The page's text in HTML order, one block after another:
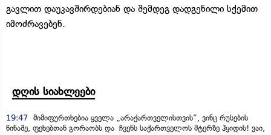
გავლით დაუკავშირდებიან და შემდეგ დადგენილი სქემით
იმოძრავებენ.
დღის სიახლეები
19:47 მიმიფურთხებია ყველა „არაქართველისთვის“, ვინც რუსების
წინაშე, ფეხებთან გორაობს და ჩვენს საქართველოს მტერზე ჰყიდის! ვაი,